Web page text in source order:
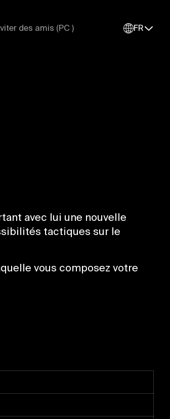
des amis (PC ) FR
avec lui une nouvelle
tactiques sur le
vous composez votre